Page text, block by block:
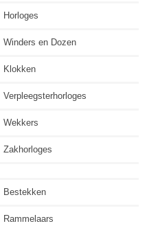
Horloges
Winders en Dozen
Klokken
Verpleegsterhorloges
Wekkers
Zakhorloges
Bestekken
Rammelaars